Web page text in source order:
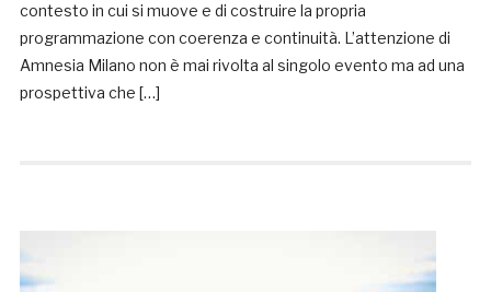
contesto in cui si muove e di costruire la propria
programmazione con coerenza e continuità. L’attenzione di
Amnesia Milano non è mai rivolta al singolo evento ma ad una
prospettiva che […]